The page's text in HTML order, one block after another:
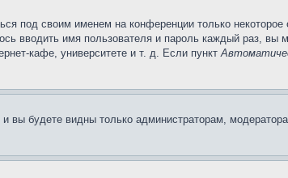
под своим именем на конференции только
вводить имя пользователя и пароль каждый раз, вы
кафе, университете и т. д. Если пункт
и вы будете видны только администраторам,